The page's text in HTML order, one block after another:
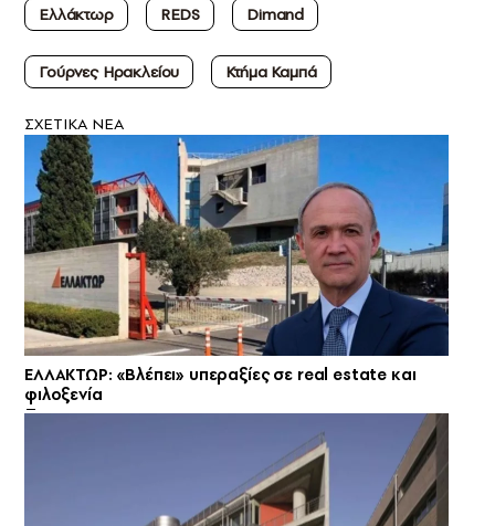
Ελλάκτωρ
REDS Dimand
Γούρνες Ηρακλείου Κτήμα Καμπά
ΣXETIKA NEA
ΕΛΛΑΚΤΩΡ: «Βλέπει» υπεραξίες σε real estate και
φιλοξενία